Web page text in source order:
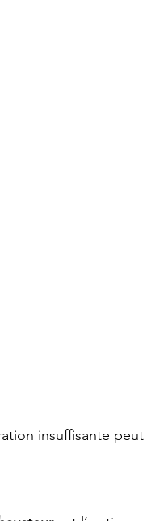
insuffisante peut